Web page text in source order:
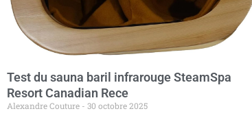
Test du sauna baril infrarouge SteamSpa
Resort Canadian Rece
Alexandre Couture
30 octobre 2025